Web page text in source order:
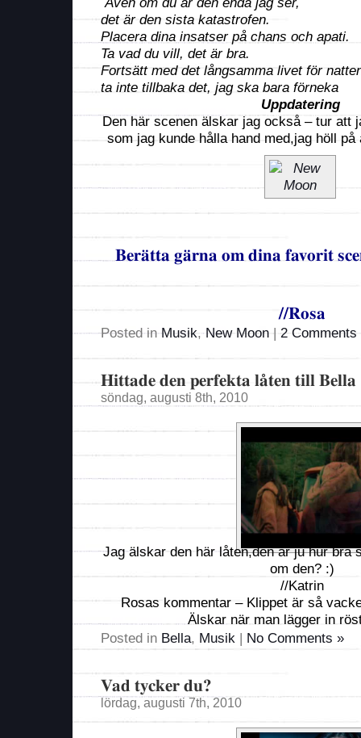
det är den sista katastrofen.
Placera dina insatser på chans och apati.
Ta vad du vill, det är bra.
Fortsätt med det långsamma livet för
ta inte tillbaka det, jag ska bara förneka
Uppdatering
Den här scenen älskar jag också – tur att
som jag kunde hålla hand med,jag höll
Berätta gärna om dina favorit
//Rosa
Posted inMusik,New Moon | 2 Comments
Hittade den perfekta låten till Bella
söndag, augusti 8th, 2010
Jag älskar den här låten,den är ju hur bra
om den? :)
//Katrin
Rosas kommentar – Klippet är så
Älskar när man lägger in
Posted in Bella, Musik | No Comments »
Vad tycker du?
lördag, augusti 7th, 2010